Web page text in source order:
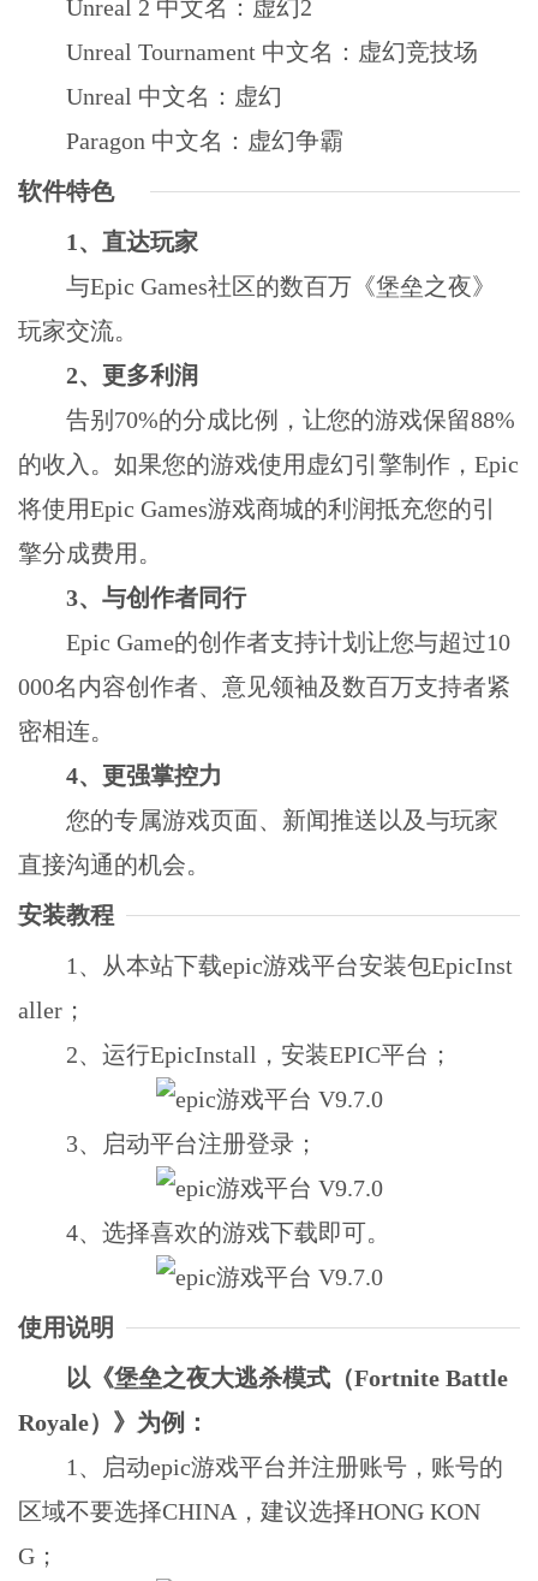
Unreal 2 中文名：虚幻2
Unreal Tournament 中文名：虚幻竞技场
Unreal 中文名：虚幻
Paragon 中文名：虚幻争霸
软件特色
1、直达玩家
与Epic Games社区的数百万《堡垒之夜》
玩家交流。
2、更多利润
告别70%的分成比例，让您的游戏保留88%
的收入。如果您的游戏使用虚幻引擎制作，Epic
将使用Epic Games游戏商城的利润抵充您的引
擎分成费用。
3、与创作者同行
Epic Game的创作者支持计划让您与超过10
000名内容创作者、意见领袖及数百万支持者紧
密相连。
4、更强掌控力
您的专属游戏页面、新闻推送以及与玩家
直接沟通的机会。
安装教程
1、从本站下载epic游戏平台安装包EpicInst
aller；
2、运行EpicInstall，安装EPIC平台；
3、启动平台注册登录；
4、选择喜欢的游戏下载即可。
使用说明
以《堡垒之夜大逃杀模式（Fortnite Battle
Royale）》为例：
1、启动epic游戏平台并注册账号，账号的
区域不要选择CHINA，建议选择HONG KON
G；